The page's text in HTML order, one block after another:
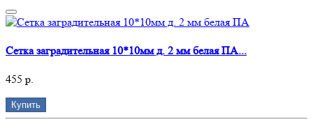
Сетка заградительная 10*10мм д. 2 мм белая ПА...
455 р.
Купить